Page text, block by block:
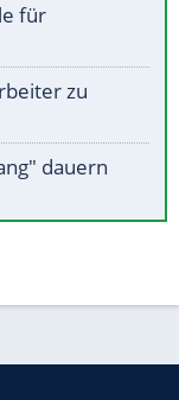
für
zu
dauern